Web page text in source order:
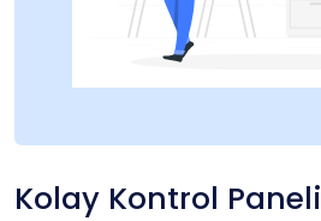
Kolay Kontrol Paneli